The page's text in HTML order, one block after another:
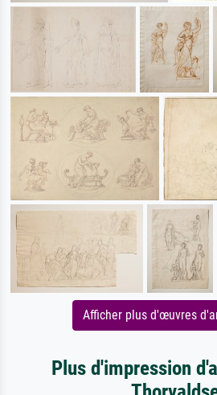
Afficher plus d'œuvres
Plus d'impression